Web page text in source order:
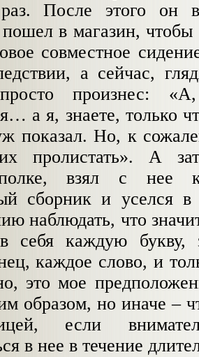
раз. После этого он
в магазин, чтобы
совместное
а сейчас,
просто произнес:
а я, знаете, только
показал. Но, к
их пролистать». А
взял с нее
сборник и уселся
наблюдать, что
себя каждую букву,
каждое слово, и
это мое
образом, но иначе –
если
в нее в течение